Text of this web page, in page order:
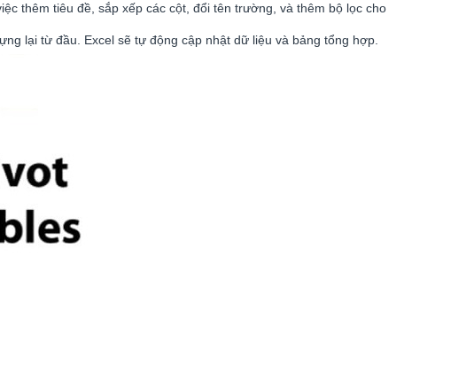
thêm tiêu đề, sắp xếp các cột, đổi tên trường, và thêm bộ lọc cho
lại từ đầu. Excel sẽ tự động cập nhật dữ liệu và bảng tổng hợp.